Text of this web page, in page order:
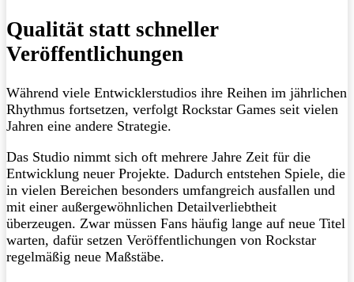
Qualität statt schneller
Veröffentlichungen
Während viele Entwicklerstudios ihre Reihen im jährlichen
Rhythmus fortsetzen, verfolgt Rockstar Games seit vielen
Jahren eine andere Strategie.
Das Studio nimmt sich oft mehrere Jahre Zeit für die
Entwicklung neuer Projekte. Dadurch entstehen Spiele, die
in vielen Bereichen besonders umfangreich ausfallen und
mit einer außergewöhnlichen Detailverliebtheit
überzeugen. Zwar müssen Fans häufig lange auf neue Titel
warten, dafür setzen Veröffentlichungen von Rockstar
regelmäßig neue Maßstäbe.